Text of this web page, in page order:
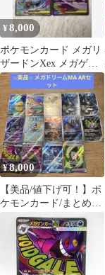
¥8,000
ポケモンカード メガリ
ザードンXex メガゲン
ガーex 2枚セット
¥8,000
【美品/値下げ可！】ポ
ケモンカード/まとめ売
り/14枚/メガドリーム
MA AR